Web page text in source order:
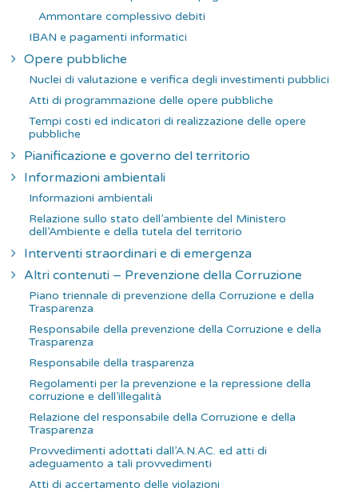
Ammontare complessivo debiti
IBAN e pagamenti informatici
Opere pubbliche
Nuclei di valutazione e verifica degli investimenti pubblici
Atti di programmazione delle opere pubbliche
Tempi costi ed indicatori di realizzazione delle opere
pubbliche
Pianificazione e governo del territorio
Informazioni ambientali
Informazioni ambientali
Relazione sullo stato dell’ambiente del Ministero
dell’Ambiente e della tutela del territorio
Interventi straordinari e di emergenza
Altri contenuti – Prevenzione della Corruzione
Piano triennale di prevenzione della Corruzione e della
Trasparenza
Responsabile della prevenzione della Corruzione e della
Trasparenza
Responsabile della trasparenza
Regolamenti per la prevenzione e la repressione della
corruzione e dell’illegalità
Relazione del responsabile della Corruzione e della
Trasparenza
Provvedimenti adottati dall’A.N.AC. ed atti di
adeguamento a tali provvedimenti
Atti di accertamento delle violazioni